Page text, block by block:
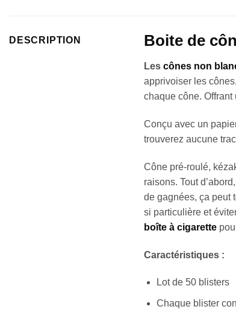
DESCRIPTION Boite de
Les cônes non
apprivoiser les
chaque cône.
Conçu avec un
trouverez aucune
Cône pré-roulé,
raisons. Tout
de gagnées, ça peut
si particulière et
boîte à cigarette
Caractéristiques :
Lot de 50 blisters
Chaque blister